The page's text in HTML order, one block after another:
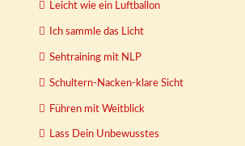
Leicht wie ein Luftballon
Ich sammle das Licht
Sehtraining mit NLP
Schultern-Nacken-klare Sicht
Führen mit Weitblick
Lass Dein Unbewusstes